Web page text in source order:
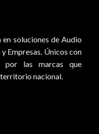
soluciones de Audio
Empresas. Únicos con
por las marcas que
nacional.